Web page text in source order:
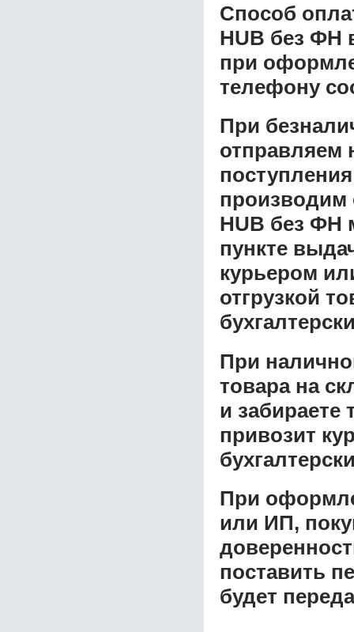
Способ
HUB без ФН
при
телефону
При
отправляем
производим
HUB без ФН
пункте
курьером
отгрузкой
При
товара на
и забираете
привозит
При
или ИП,
поставить
будет